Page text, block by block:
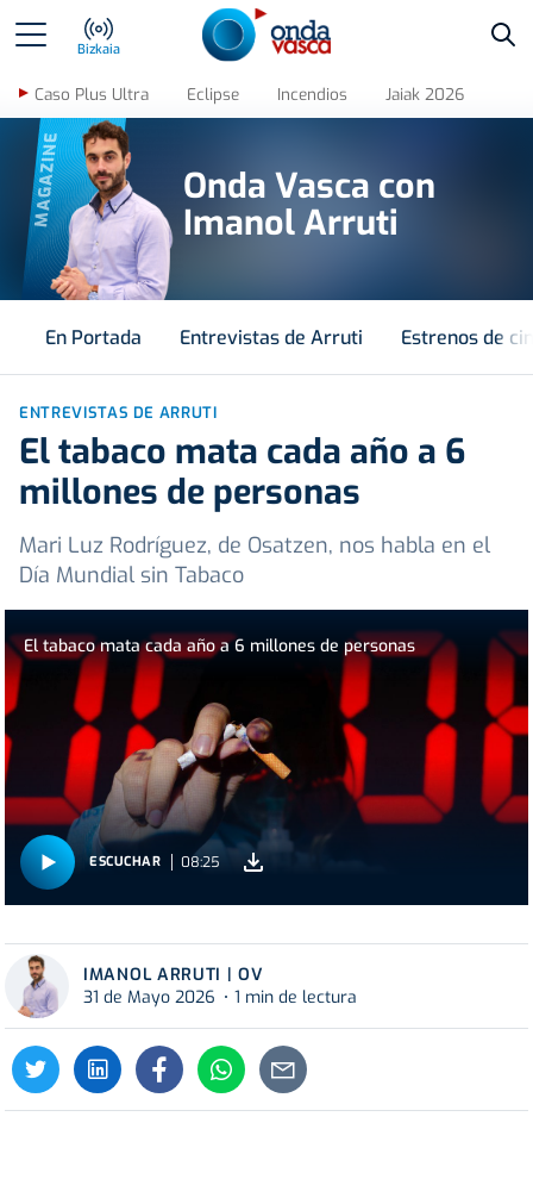
Bizkaia
Caso Plus Ultra Eclipse Incendios Jaiak 2026
MAGAZINE
Onda Vasca con
Imanol Arruti
En Portada Entrevistas de Arruti Estrenos de
ENTREVISTAS DE ARRUTI
El tabaco mata cada año a 6
millones de personas
Mari Luz Rodríguez, de Osatzen, nos habla en el
Día Mundial sin Tabaco
El tabaco mata cada año a 6 millones de personas
ESCUCHAR 08:25
IMANOL ARRUTI | OV
31 de Mayo 2026
1 min de lectura